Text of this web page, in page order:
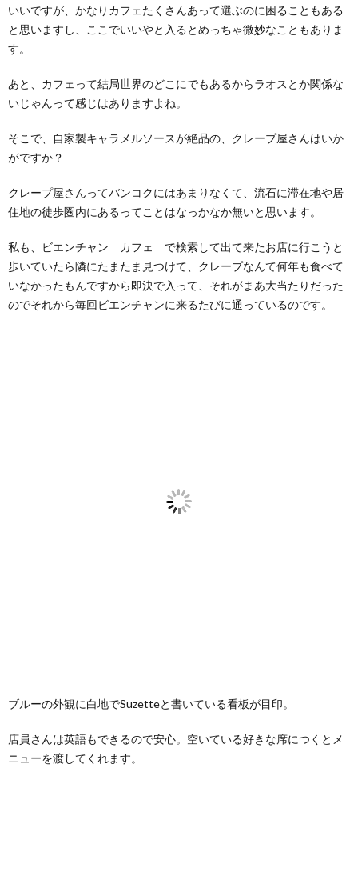
いいですが、かなりカフェたくさんあって選ぶのに困ることもある
と思いますし、ここでいいやと入るとめっちゃ微妙なこともありま
す。
あと、カフェって結局世界のどこにでもあるからラオスとか関係な
いじゃんって感じはありますよね。
そこで、自家製キャラメルソースが絶品の、クレープ屋さんはいか
がですか？
クレープ屋さんってバンコクにはあまりなくて、流石に滞在地や居
住地の徒歩圏内にあるってことはなっかなか無いと思います。
私も、ビエンチャン カフェ で検索して出て来たお店に行こうと
歩いていたら隣にたまたま見つけて、クレープなんて何年も食べて
いなかったもんですから即決で入って、それがまあ大当たりだった
のでそれから毎回ビエンチャンに来るたびに通っているのです。
ブルーの外観に白地でSuzetteと書いている看板が目印。
店員さんは英語もできるので安心。空いている好きな席につくとメ
ニューを渡してくれます。